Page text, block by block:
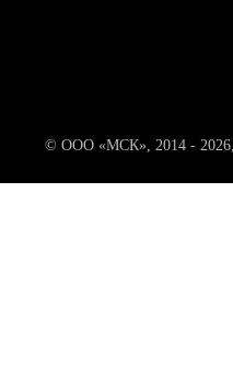
© ООО «МСК», 2014 -